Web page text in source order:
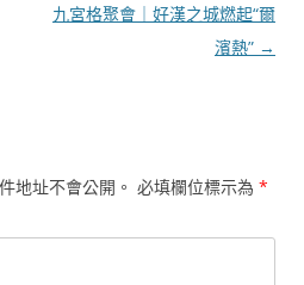
九宮格聚會｜好漢之城燃起“爾
濱熱” →
地址不會公開。 必填欄位標示為 *